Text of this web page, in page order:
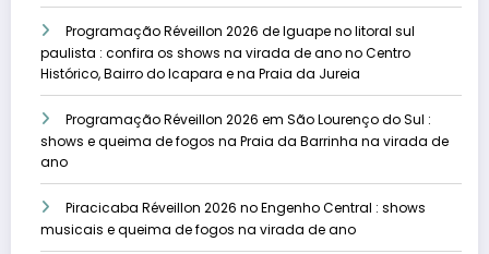
Programação Réveillon 2026 de Iguape no litoral sul
paulista : confira os shows na virada de ano no Centro
Histórico, Bairro do Icapara e na Praia da Jureia
Programação Réveillon 2026 em São Lourenço do Sul :
shows e queima de fogos na Praia da Barrinha na virada de
ano
Piracicaba Réveillon 2026 no Engenho Central : shows
musicais e queima de fogos na virada de ano